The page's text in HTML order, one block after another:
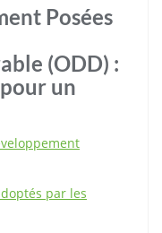
Posées
(ODD) :
un
par les